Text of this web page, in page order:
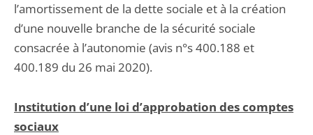
l’amortissement de la dette sociale et à la création
d’une nouvelle branche de la sécurité sociale
consacrée à l’autonomie (avis n°s 400.188 et
400.189 du 26 mai 2020).
Institution d’une loi d’approbation des comptes
sociaux